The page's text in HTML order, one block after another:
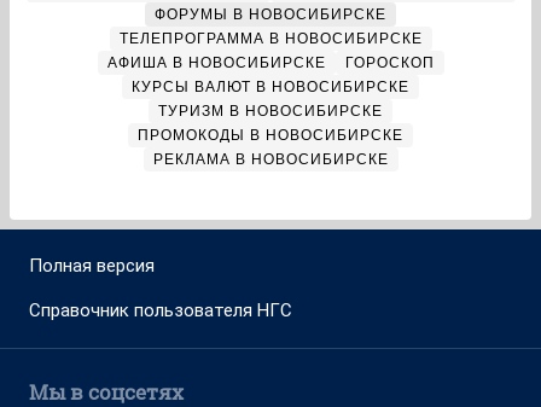
ФОРУМЫ В НОВОСИБИРСКЕ
ТЕЛЕПРОГРАММА В НОВОСИБИРСКЕ
АФИША В НОВОСИБИРСКЕ
ГОРОСКОП
КУРСЫ ВАЛЮТ В НОВОСИБИРСКЕ
ТУРИЗМ В НОВОСИБИРСКЕ
ПРОМОКОДЫ В НОВОСИБИРСКЕ
РЕКЛАМА В НОВОСИБИРСКЕ
Полная версия
Справочник пользователя НГС
Мы в соцсетях